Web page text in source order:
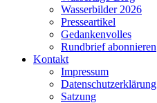
Wasserbilder 2026
Presseartikel
Gedankenvolles
Rundbrief abonnieren
Kontakt
Impressum
Datenschutzerklärung
Satzung